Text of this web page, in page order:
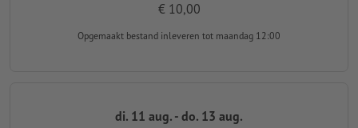
€ 10,00
Opgemaakt bestand inleveren tot maandag 12:00
di. 11 aug. - do. 13 aug.